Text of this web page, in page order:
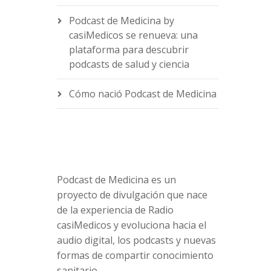
Podcast de Medicina by
casiMedicos se renueva: una
plataforma para descubrir
podcasts de salud y ciencia
Cómo nació Podcast de Medicina
Podcast de Medicina es un
proyecto de divulgación que nace
de la experiencia de Radio
casiMedicos y evoluciona hacia el
audio digital, los podcasts y nuevas
formas de compartir conocimiento